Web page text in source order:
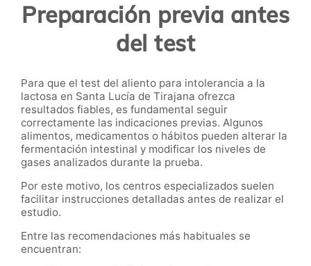
Preparación previa antes
del test
Para que el test del aliento para intolerancia a la
lactosa en Santa Lucía de Tirajana ofrezca
resultados fiables, es fundamental seguir
correctamente las indicaciones previas. Algunos
alimentos, medicamentos o hábitos pueden alterar la
fermentación intestinal y modificar los niveles de
gases analizados durante la prueba.
Por este motivo, los centros especializados suelen
facilitar instrucciones detalladas antes de realizar el
estudio.
Entre las recomendaciones más habituales se
encuentran: